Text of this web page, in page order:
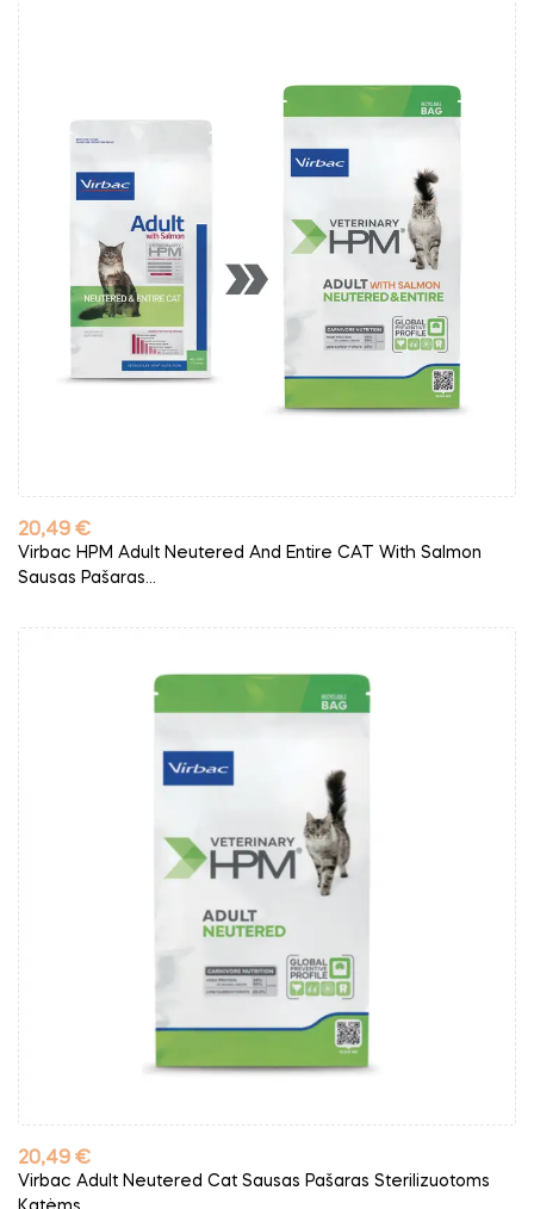
Kaina
20,49 €
Virbac HPM Adult Neutered And Entire CAT With Salmon
Sausas Pašaras...
Kaina
20,49 €
Virbac Adult Neutered Cat Sausas Pašaras Sterilizuotoms